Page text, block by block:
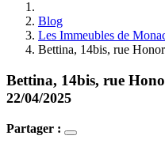
Blog
Les Immeubles de
Bettina, 14bis, rue
Bettina, 14bis, rue
22/04/2025
Partager :